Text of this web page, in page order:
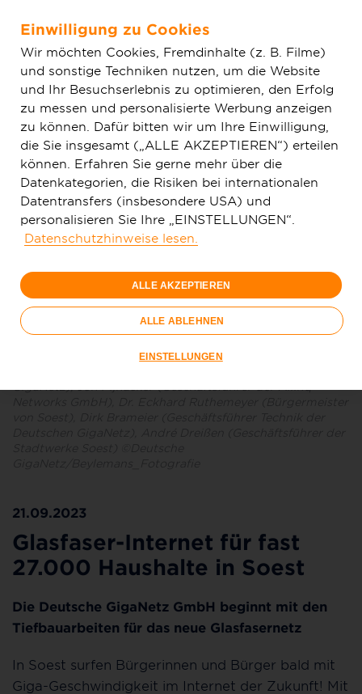
Zum Hauptinhalt springen
Aktuelles
27.000 Haushalte in Soest
Symbolischer erster Spatenstich in Soest (v. l. n. r.):
21.09.2023
Glasfaser-Internet für fast
27.000 Haushalte in Soest
Die Deutsche GigaNetz GmbH beginnt mit den
Tiefbauarbeiten für das neue Glasfasernetz
In Soest surfen Bürgerinnen und Bürger bald mit
Giga-Geschwindigkeit im Internet der Zukunft! Mit
Einwilligung zu Cookies
Wir möchten Cookies, Fremdinhalte (z. B. Filme)
und sonstige Techniken nutzen, um die Website
und Ihr Besuchserlebnis zu optimieren, den Erfolg
zu messen und personalisierte Werbung anzeigen
zu können. Dafür bitten wir um Ihre Einwilligung,
die Sie insgesamt („ALLE AKZEPTIEREN“) erteilen
können. Erfahren Sie gerne mehr über die
Datenkategorien, die Risiken bei internationalen
Datentransfers (insbesondere USA) und
personalisieren Sie Ihre „EINSTELLUNGEN“.
Datenschutzhinweise lesen.
ALLE AKZEPTIEREN
ALLE ABLEHNEN
EINSTELLUNGEN